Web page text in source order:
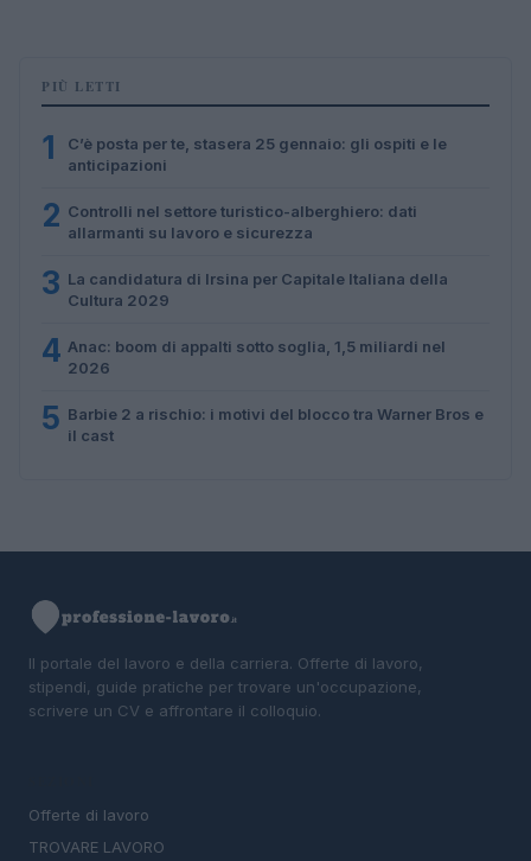
PIÙ LETTI
1
C’è posta per te, stasera 25 gennaio: gli ospiti e le
anticipazioni
2 Controlli nel settore turistico-alberghiero: dati
allarmanti su lavoro e sicurezza
3 La candidatura di Irsina per Capitale Italiana della
Cultura 2029
4 Anac: boom di appalti sotto soglia, 1,5 miliardi nel
2026
5 Barbie 2 a rischio: i motivi del blocco tra Warner Bros e
il cast
Il portale del lavoro e della carriera. Offerte di lavoro,
stipendi, guide pratiche per trovare un'occupazione,
scrivere un CV e affrontare il colloquio.
Offerte di lavoro
TROVARE LAVORO